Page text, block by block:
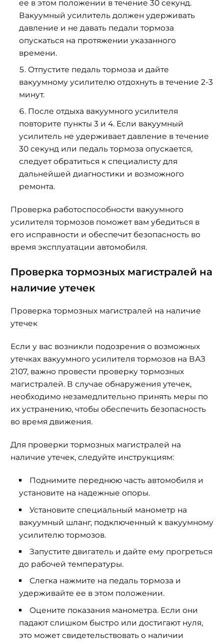
ее в этом положении в течение 30 секунд.
Вакуумный усилитель должен удерживать
давление и не давать педали тормоза
опускаться на протяжении указанного
времени.
Отпустите педаль тормоза и дайте
вакуумному усилителю отдохнуть в течение 2-3
минут.
После отдыха вакуумного усилителя
повторите пункты 3 и 4. Если вакуумный
усилитель не удерживает давление в течение
30 секунд или педаль тормоза опускается,
следует обратиться к специалисту для
дальнейшей диагностики и возможного
ремонта.
Проверка работоспособности вакуумного
усилителя тормозов поможет вам убедиться в
его исправности и обеспечит безопасность во
время эксплуатации автомобиля.
Проверка тормозных магистралей на
наличие утечек
Проверка тормозных магистралей на наличие
утечек
Если у вас возникли подозрения о возможных
утечках вакуумного усилителя тормозов на ВАЗ
2107, важно провести проверку тормозных
магистралей. В случае обнаружения утечек,
необходимо незамедлительно принять меры по
их устранению, чтобы обеспечить безопасность
во время движения.
Для проверки тормозных магистралей на
наличие утечек, следуйте инструкциям:
Поднимите переднюю часть автомобиля и
установите на надежные опоры.
Установите специальный манометр на
вакуумный шланг, подключенный к вакуумному
усилителю тормозов.
Запустите двигатель и дайте ему прогреться
до рабочей температуры.
Слегка нажмите на педаль тормоза и
удерживайте ее в этом положении.
Оцените показания манометра. Если они
падают слишком быстро или достигают нуля,
это может свидетельствовать о наличии